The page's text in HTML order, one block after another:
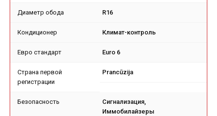
Диаметр обода R16
Кондиционер Климат-контроль
Евро стандарт Euro 6
Страна первой
регистрации
Prancūzija
Безопасность
Сигнализация,
Иммобилайзеры